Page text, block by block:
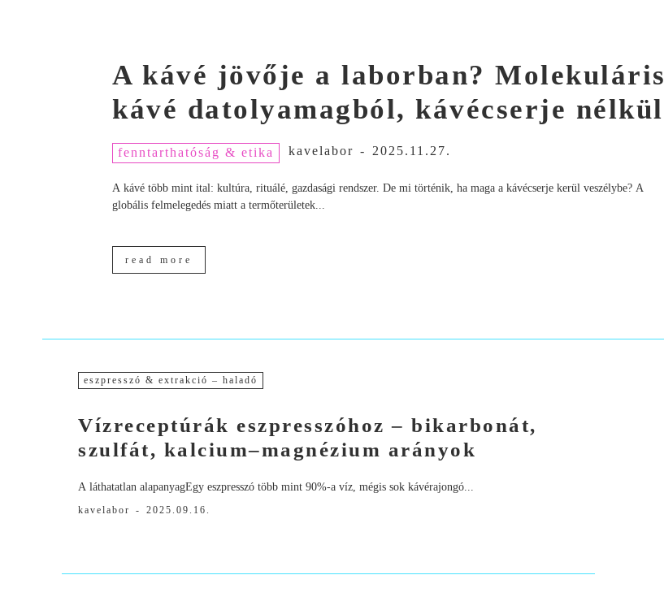
A kávé jövője a laborban? Molekuláris
kávé datolyamagból, kávécserje nélkül
fenntarthatóság & etika kavelabor - 2025.11.27.
A kávé több mint ital: kultúra, rituálé, gazdasági rendszer. De mi történik, ha maga a kávécserje kerül veszélybe? A
globális felmelegedés miatt a termőterületek...
read more
eszpresszó & extrakció – haladó
Vízreceptúrák eszpresszóhoz – bikarbonát,
szulfát, kalcium–magnézium arányok
A láthatatlan alapanyagEgy eszpresszó több mint 90%-a víz, mégis sok kávérajongó...
kavelabor - 2025.09.16.